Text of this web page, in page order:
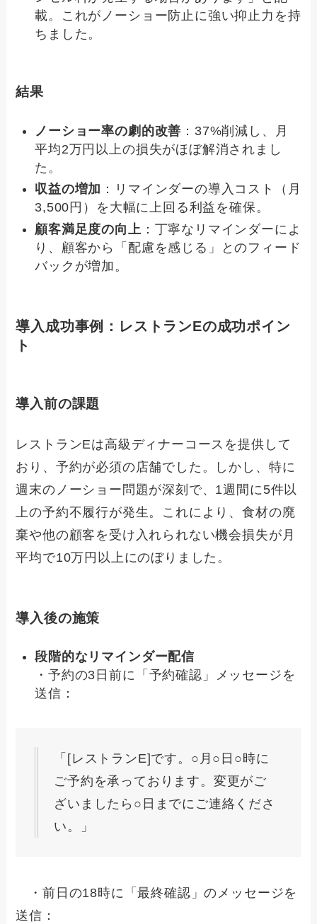
載。これがノーショー防止に強い抑止力を持
ちました。
結果
ノーショー率の劇的改善 ：37%削減し、月
平均2万円以上の損失がほぼ解消されまし
た。
収益の増加 ：リマインダーの導入コスト（月
3,500円）を大幅に上回る利益を確保。
顧客満足度の向上 ：丁寧なリマインダーによ
り、顧客から「配慮を感じる」とのフィード
バックが増加。
導入成功事例：レストランEの成功ポイン
ト
導入前の課題
レストランEは高級ディナーコースを提供して
おり、予約が必須の店舗でした。しかし、特に
週末のノーショー問題が深刻で、1週間に5件以
上の予約不履行が発生。これにより、食材の廃
棄や他の顧客を受け入れられない機会損失が月
平均で10万円以上にのぼりました。
導入後の施策
段階的なリマインダー配信
・予約の3日前に「予約確認」メッセージを
送信：
「[レストランE]です。○月○日○時に
ご予約を承っております。変更がご
ざいましたら○日までにご連絡くださ
い。」
・前日の18時に「最終確認」のメッセージを
送信：